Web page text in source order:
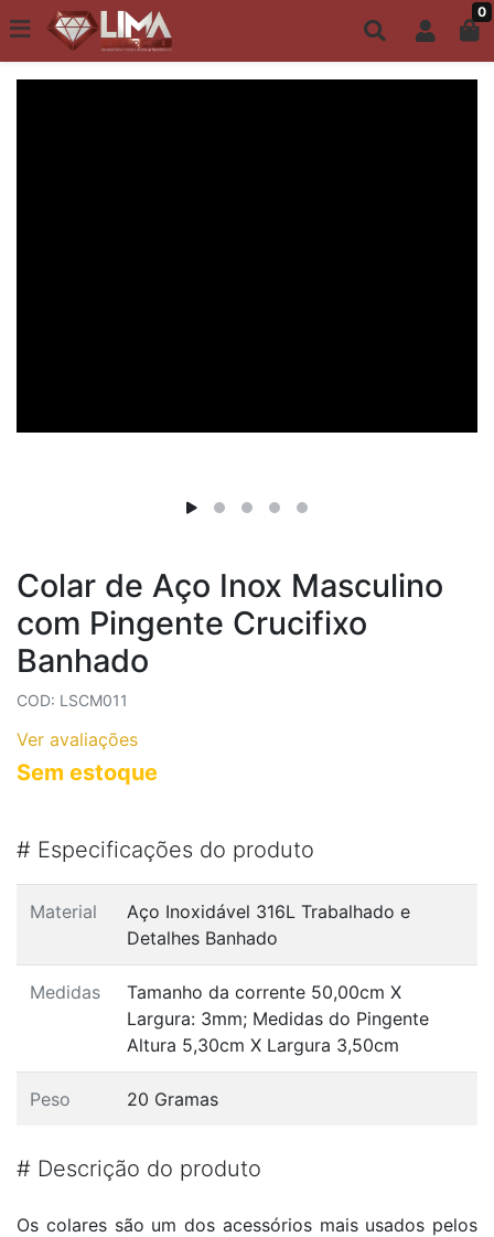
Todo site até 6X s/ juros | Frete Grátis a partir de R$149,00 0
ACESSÓRIOS MASCULINOS
Colar de Aço Inox Masculino
com Pingente Crucifixo
Banhado
COD: LSCM011
Ver avaliações
Sem estoque
# Especificações do produto
Material
Aço Inoxidável 316L Trabalhado e
Detalhes Banhado
Medidas
Tamanho da corrente 50,00cm X
Largura: 3mm; Medidas do Pingente
Altura 5,30cm X Largura 3,50cm
Peso 20 Gramas
# Descrição do produto
Os colares são um dos acessórios mais usados pelos